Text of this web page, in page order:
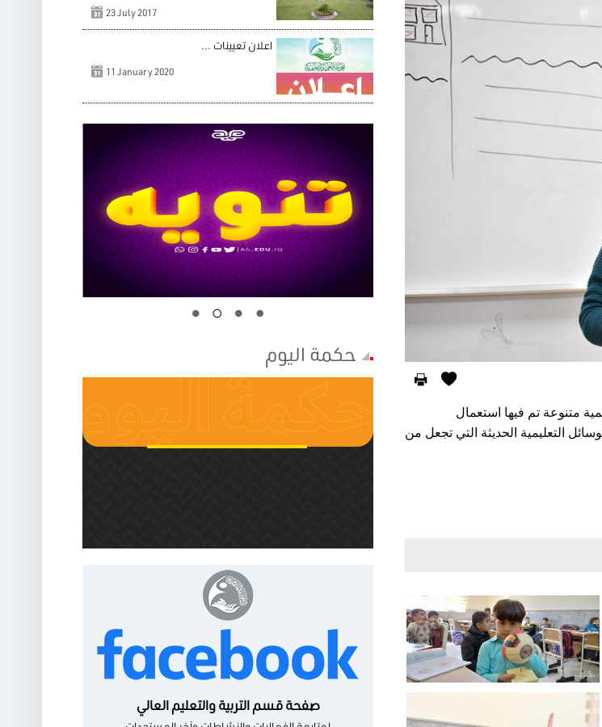
متنوعة تم فيها استعمال
التعليمية الحديثة التي تجعل من
23 July 2017
اعلان تعيينات ...
11 January 2020
حكمة اليوم
صفحة قسم التربية والتعليم العالي